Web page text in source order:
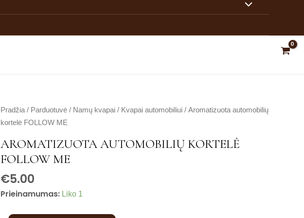
jungiklis
Meniu
Pradžia / Parduotuvė / Namų kvapai / Kvapai automobiliui / Aromatizuota automobilių
kortelė FOLLOW ME
AROMATIZUOTA AUTOMOBILIŲ KORTELĖ
FOLLOW ME
€5.00
Prieinamumas: Liko 1
produkto
kiekis:
automobilių
kortelė
FOLLOW
ME